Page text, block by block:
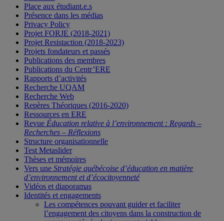
Place aux étudiant.e.s
Présence dans les médias
Privacy Policy
Projet FORJE (2018-2021)
Projet Resistaction (2018-2023)
Projets fondateurs et passés
Publications des membres
Publications du Centr’ERE
Rapports d’activités
Recherche UQAM
Recherche Web
Repères Théoriques (2016-2020)
Ressources en ERE
Revue Éducation relative à l’environnement : Regards –
Recherches – Réflexions
Structure organisationnelle
Test Metaslider
Thèses et mémoires
Vers une Stratégie québécoise d’éducation en matière
d’environnement et d’écocitoyenneté
Vidéos et diaporamas
Identités et engagements
Les compétences pouvant guider et faciliter
l’engagement des citoyens dans la construction de